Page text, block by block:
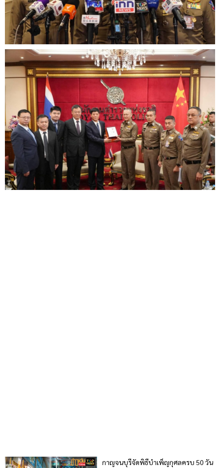
กาญจนบุรีจัดพิธีบำเพ็ญกุศลครบ 50 วัน